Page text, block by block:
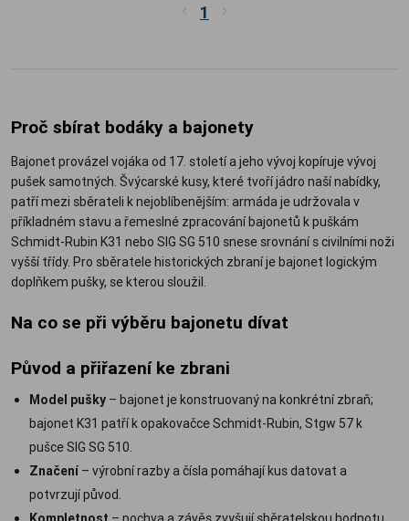
1
Proč sbírat bodáky a bajonety
Bajonet provázel vojáka od 17. století a jeho vývoj kopíruje vývoj
pušek samotných. Švýcarské kusy, které tvoří jádro naší nabídky,
patří mezi sběrateli k nejoblíbenějším: armáda je udržovala v
příkladném stavu a řemeslné zpracování bajonetů k puškám
Schmidt-Rubin K31 nebo SIG SG 510 snese srovnání s civilními noži
vyšší třídy. Pro sběratele historických zbraní je bajonet logickým
doplňkem pušky, se kterou sloužil.
Na co se při výběru bajonetu dívat
Původ a přiřazení ke zbrani
Model pušky – bajonet je konstruovaný na konkrétní zbraň;
bajonet K31 patří k opakovačce Schmidt-Rubin, Stgw 57 k
pušce SIG SG 510.
Značení – výrobní razby a čísla pomáhají kus datovat a
potvrzují původ.